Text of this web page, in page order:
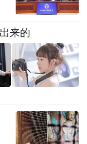
色鲜明、独具匠
喜爱。
禅宗祖庭，其渊
五百多年的南
衣钵后，曾在此
禅寺开始复建。
东华禅寺每年都
来的